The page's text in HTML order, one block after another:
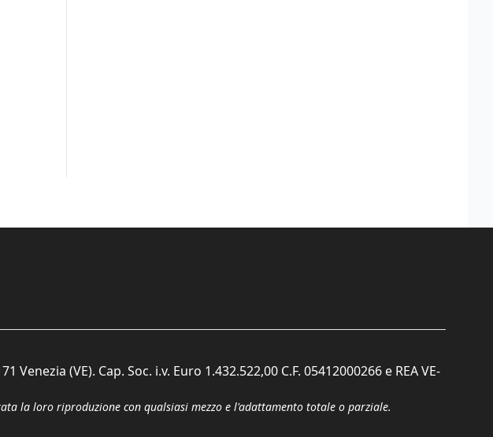
(VE). Cap. Soc. i.v. Euro 1.432.522,00 C.F. 05412000266 e REA VE-
la loro riproduzione con qualsiasi mezzo e l'adattamento totale o parziale.